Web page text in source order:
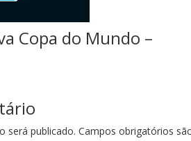
Copa do Mundo –
será publicado. Campos obrigatórios